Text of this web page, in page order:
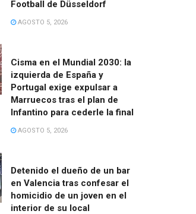
Football de Düsseldorf
AGOSTO 5, 2026
Cisma en el Mundial 2030: la
izquierda de España y
Portugal exige expulsar a
Marruecos tras el plan de
Infantino para cederle la final
AGOSTO 5, 2026
Detenido el dueño de un bar
en Valencia tras confesar el
homicidio de un joven en el
interior de su local